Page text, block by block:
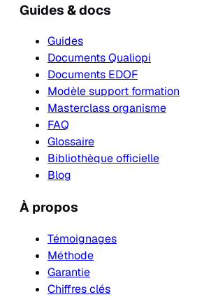
Guides & docs
Guides
Documents Qualiopi
Documents EDOF
Modèle support formation
Masterclass organisme
FAQ
Glossaire
Bibliothèque officielle
Blog
À propos
Témoignages
Méthode
Garantie
Chiffres clés